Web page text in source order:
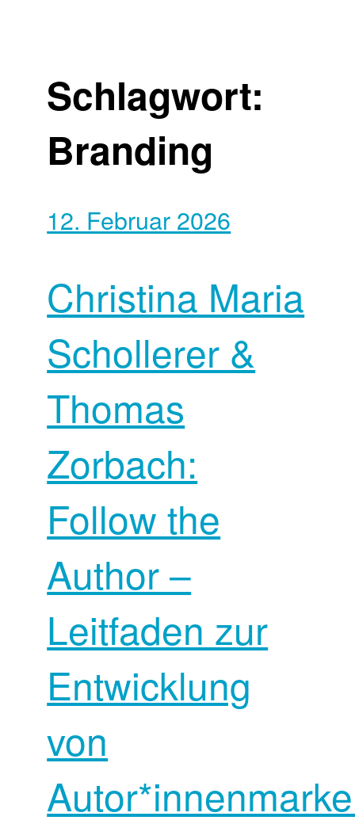
Schlagwort:
Branding
12. Februar 2026
Christina Maria
Schollerer &
Thomas
Zorbach:
Follow the
Author –
Leitfaden zur
Entwicklung
von